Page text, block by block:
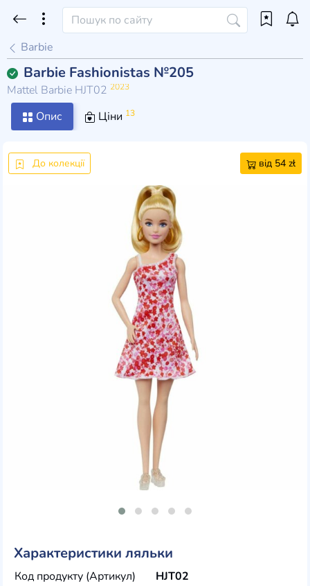
Barbie
Barbie Fashionistas №205
Mattel Barbie HJT02 2023
Опис Ціни 13
До колекції від 54 zł
Характеристики ляльки
Код продукту (Артикул)
HJT02